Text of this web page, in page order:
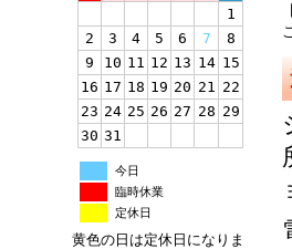
1
2
3 4 5 6 7
8
9
10 11 12 13 14 15
16 17 18 19 20 21 22
23 24 25 26 27 28 29
30 31
今日
臨時休業
定休日
黄色の日は定休日になりま